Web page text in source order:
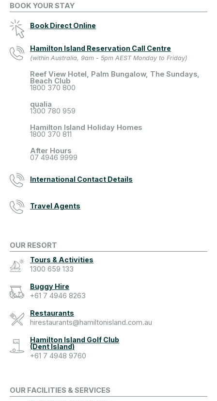
BOOK YOUR STAY
Book Direct Online
Hamilton Island Reservation Call Centre
(within Australia, 9am - 5pm AEST Monday to Friday)
Reef View Hotel, Palm Bungalow, The Sundays,
Beach Club
1800 370 800
qualia
1300 780 959
Hamilton Island Holiday Homes
1800 370 811
After Hours
07 4946 9999
International Contact Details
Travel Agents
OUR RESORT
Tours & Activities
1300 659 133
Buggy Hire
+61 7 4946 8263
Restaurants
hirestaurants@hamiltonisland.com.au
Hamilton Island Golf Club
(Dent Island)
+61 7 4948 9760
OUR FACILITIES & SERVICES